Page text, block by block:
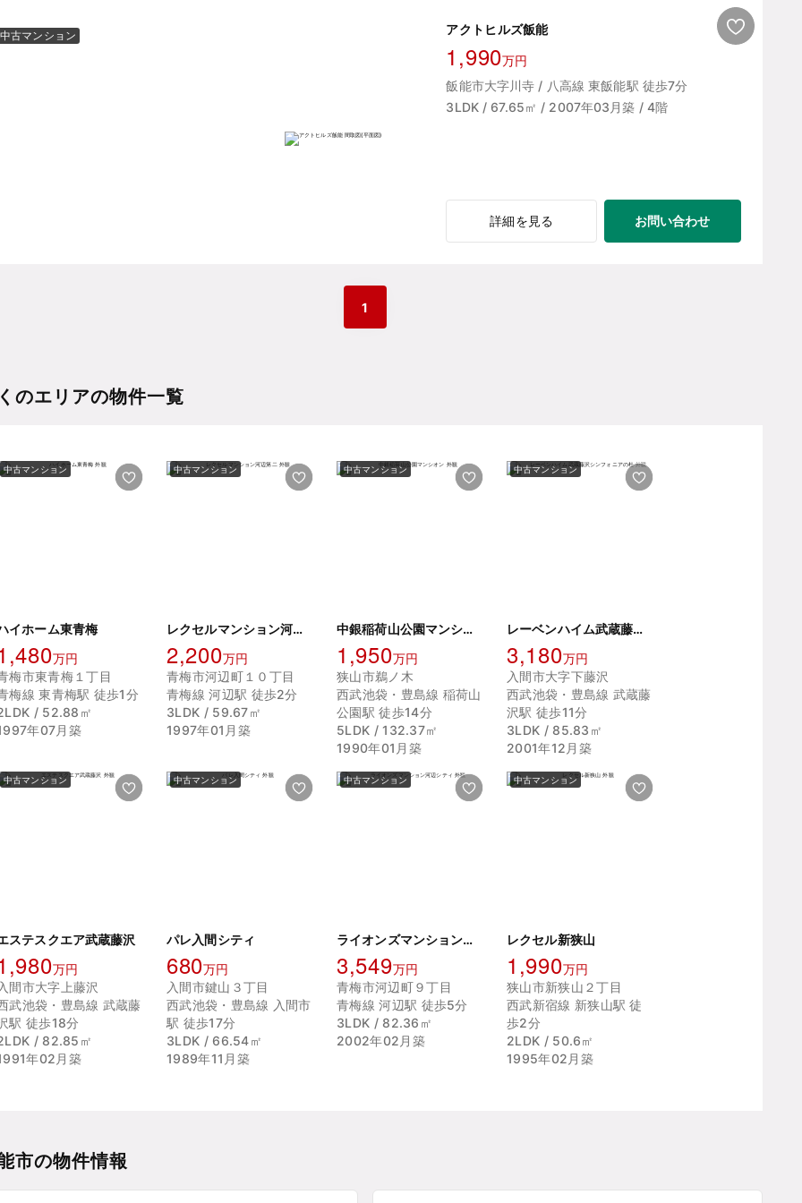
中古マンション アクトヒルズ飯能
1,990万円
飯能市大字川寺 / 八高線 東飯能駅 徒歩7分
3LDK / 67.65㎡ / 2007年03月築 / 4階
詳細を見る お問い合わせ
1
のエリアの物件一覧
中古マンション
イホーム東青梅
万円
梅市東青梅１丁目
梅線 東青梅駅 徒歩1分
/ 52.88㎡
年07月築
中古マンション
レクセルマンション河辺第二
2,200万円
青梅市河辺町１０丁目
青梅線 河辺駅 徒歩2分
3LDK / 59.67㎡
1997年01月築
中古マンション
中銀稲荷山公園マンシオン
1,950万円
狭山市鵜ノ木
西武池袋・豊島線 稲荷山
公園駅 徒歩14分
5LDK / 132.37㎡
1990年01月築
中古マンション
レーベンハイム武蔵藤沢シンフォニアの杜
3,180万円
入間市大字下藤沢
西武池袋・豊島線 武蔵藤
沢駅 徒歩11分
3LDK / 85.83㎡
2001年12月築
中古マンション
ステスクエア武蔵藤沢
万円
間市大字上藤沢
武池袋・豊島線 武蔵藤
駅 徒歩18分
/ 82.85㎡
年02月築
中古マンション
パレ入間シティ
680万円
入間市鍵山３丁目
西武池袋・豊島線 入間市
駅 徒歩17分
3LDK / 66.54㎡
1989年11月築
中古マンション
ライオンズマンション河辺シティ
3,549万円
青梅市河辺町９丁目
青梅線 河辺駅 徒歩5分
3LDK / 82.36㎡
2002年02月築
中古マンション
レクセル新狭山
1,990万円
狭山市新狭山２丁目
西武新宿線 新狭山駅 徒
歩2分
2LDK / 50.6㎡
1995年02月築
市の物件情報